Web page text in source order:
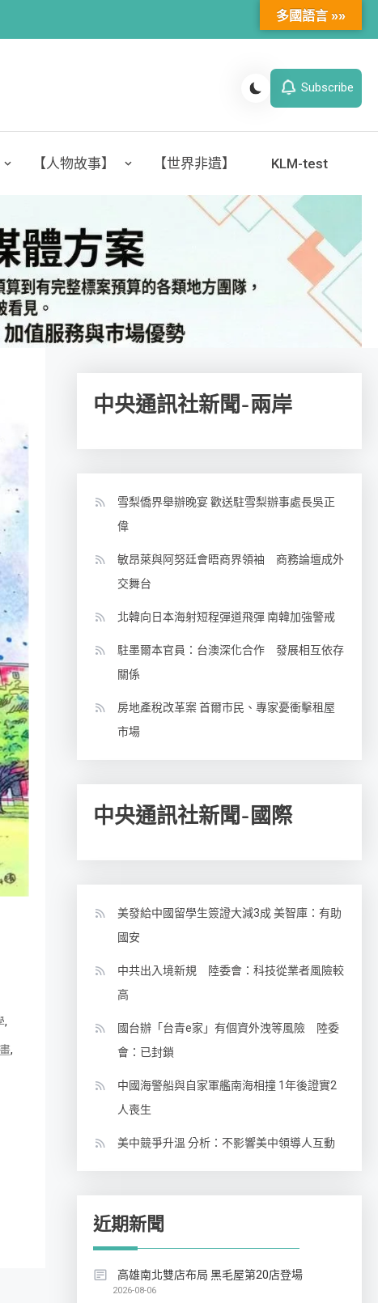
Subscribe
【人物故事】 【世界非遺】 KLM-test
,
,
中央通訊社新聞-兩岸
雪梨僑界舉辦晚宴 歡送駐雪梨辦事處長吳正
偉
敏昂萊與阿努廷會晤商界領袖 商務論壇成外
交舞台
北韓向日本海射短程彈道飛彈 南韓加強警戒
駐墨爾本官員：台澳深化合作 發展相互依存
關係
房地產稅改革案 首爾市民、專家憂衝擊租屋
市場
中央通訊社新聞-國際
美發給中國留學生簽證大減3成 美智庫：有助
國安
中共出入境新規 陸委會：科技從業者風險較
高
國台辦「台青e家」有個資外洩等風險 陸委
會：已封鎖
中國海警船與自家軍艦南海相撞 1年後證實2
人喪生
美中競爭升溫 分析：不影響美中領導人互動
近期新聞
高雄南北雙店布局 黑毛屋第20店登場
2026-08-06
多國語言 »»